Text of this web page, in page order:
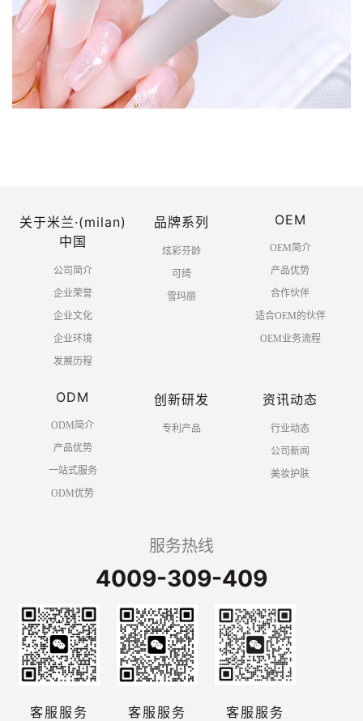
关于米兰·(milan)
中国
公司简介
企业荣誉
企业文化
企业环境
发展历程
品牌系列
炫彩芬龄
可绮
雪玛丽
OEM
OEM简介
产品优势
合作伙伴
适合OEM的伙伴
OEM业务流程
ODM
ODM简介
产品优势
一站式服务
ODM优势
创新研发
专利产品
资讯动态
行业动态
公司新闻
美妆护肤
服务热线
4009-309-409
客服服务 客服服务 客服服务